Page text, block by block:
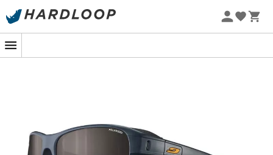
Promos d'été 🔥 -5 % EXTRA dès 2 produits* code Summer5
-5% Extra - Code Summer5